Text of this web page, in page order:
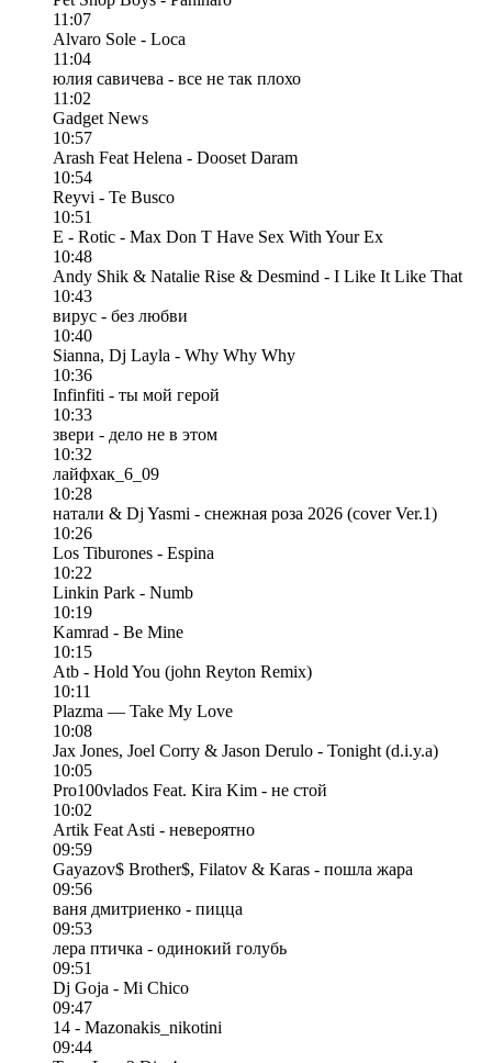
11:07
Alvaro Sole - Loca
11:04
юлия савичева - все не так плохо
11:02
Gadget News
10:57
Arash Feat Helena - Dooset Daram
10:54
Reyvi - Te Busco
10:51
E - Rotic - Max Don T Have Sex With Your Ex
10:48
Andy Shik & Natalie Rise & Desmind - I Like It Like That
10:43
вирус - без любви
10:40
Sianna, Dj Layla - Why Why Why
10:36
Infinfiti - ты мой герой
10:33
звери - дело не в этом
10:32
лайфхак_6_09
10:28
натали & Dj Yasmi - снежная роза 2026 (cover Ver.1)
10:26
Los Tiburones - Espina
10:22
Linkin Park - Numb
10:19
Kamrad - Be Mine
10:15
Atb - Hold You (john Reyton Remix)
10:11
Plazma — Take My Love
10:08
Jax Jones, Joel Corry & Jason Derulo - Tonight (d.i.y.a)
10:05
Pro100vlados Feat. Kira Kim - не стой
10:02
Artik Feat Asti - невероятно
09:59
Gayazov$ Brother$, Filatov & Karas - пошла жара
09:56
ваня дмитриенко - пицца
09:53
лера птичка - одинокий голубь
09:51
Dj Goja - Mi Chico
09:47
14 - Mazonakis_nikotini
09:44